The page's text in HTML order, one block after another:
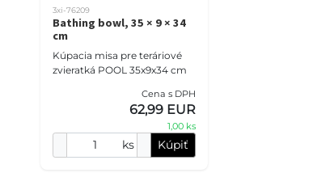
3xi-76209
Bathing bowl, 35 × 9 × 34
cm
Kúpacia misa pre teráriové
zvieratká POOL 35x9x34 cm
Cena s DPH
62,99 EUR
1,00 ks
ks Kúpiť